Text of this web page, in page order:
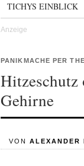
TICHYS EINBLICK
PANIKMACHE PER
Hitzeschutz
Gehirne
VON ALEXANDER